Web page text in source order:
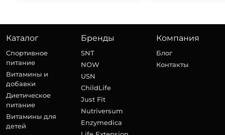
Каталог
Спортивное
питание
Витамины и
добавки
Диетическое
питание
Витамины для
детей
Бренды
SNT
NOW
USN
ChildLife
Just Fit
Nutriversum
Enzymedica
Компания
Блог
Контакты